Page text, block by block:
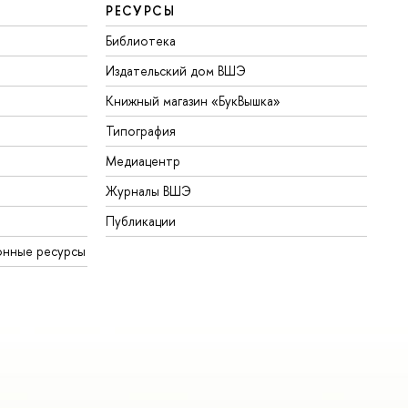
ресурсы
РЕСУРСЫ
Библиотека
Издательский дом ВШЭ
Книжный магазин «БукВышка»
Типография
Медиацентр
Журналы ВШЭ
Публикации